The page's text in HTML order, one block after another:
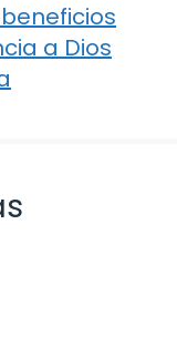
a Dios